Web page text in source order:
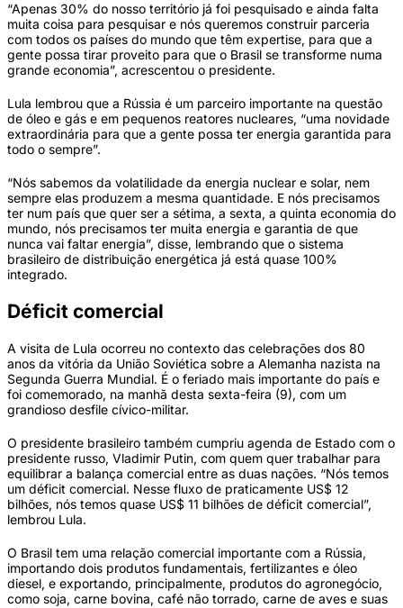
“Apenas 30% do nosso território já foi pesquisado e ainda falta
muita coisa para pesquisar e nós queremos construir parceria
com todos os países do mundo que têm expertise, para que a
gente possa tirar proveito para que o Brasil se transforme numa
grande economia”, acrescentou o presidente.
Lula lembrou que a Rússia é um parceiro importante na questão
de óleo e gás e em pequenos reatores nucleares, “uma novidade
extraordinária para que a gente possa ter energia garantida para
todo o sempre”.
“Nós sabemos da volatilidade da energia nuclear e solar, nem
sempre elas produzem a mesma quantidade. E nós precisamos
ter num país que quer ser a sétima, a sexta, a quinta economia do
mundo, nós precisamos ter muita energia e garantia de que
nunca vai faltar energia”, disse, lembrando que o sistema
brasileiro de distribuição energética já está quase 100%
integrado.
Déficit comercial
A visita de Lula ocorreu no contexto das celebrações dos 80
anos da vitória da União Soviética sobre a Alemanha nazista na
Segunda Guerra Mundial. É o feriado mais importante do país e
foi comemorado, na manhã desta sexta-feira (9), com um
grandioso desfile cívico-militar.
O presidente brasileiro também cumpriu agenda de Estado com o
presidente russo, Vladimir Putin, com quem quer trabalhar para
equilibrar a balança comercial entre as duas nações. “Nós temos
um déficit comercial. Nesse fluxo de praticamente US$ 12
bilhões, nós temos quase US$ 11 bilhões de déficit comercial”,
lembrou Lula.
O Brasil tem uma relação comercial importante com a Rússia,
importando dois produtos fundamentais, fertilizantes e óleo
diesel, e exportando, principalmente, produtos do agronegócio,
como soja, carne bovina, café não torrado, carne de aves e suas